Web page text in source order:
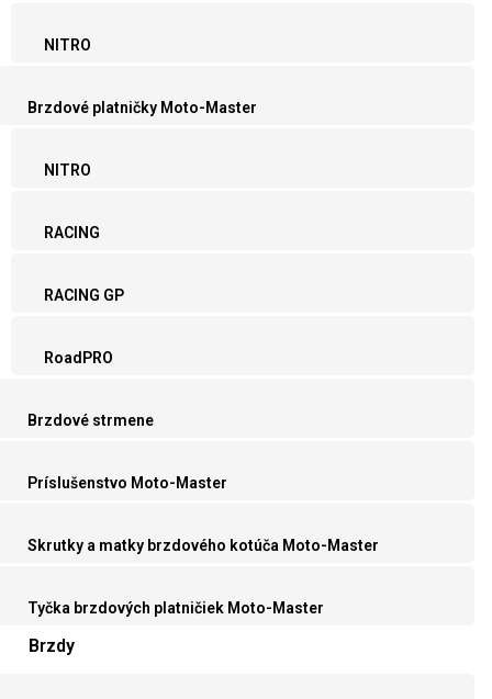
NITRO
Brzdové platničky Moto-Master
NITRO
RACING
RACING GP
RoadPRO
Brzdové strmene
Príslušenstvo Moto-Master
Skrutky a matky brzdového kotúča Moto-Master
Tyčka brzdových platničiek Moto-Master
Brzdy